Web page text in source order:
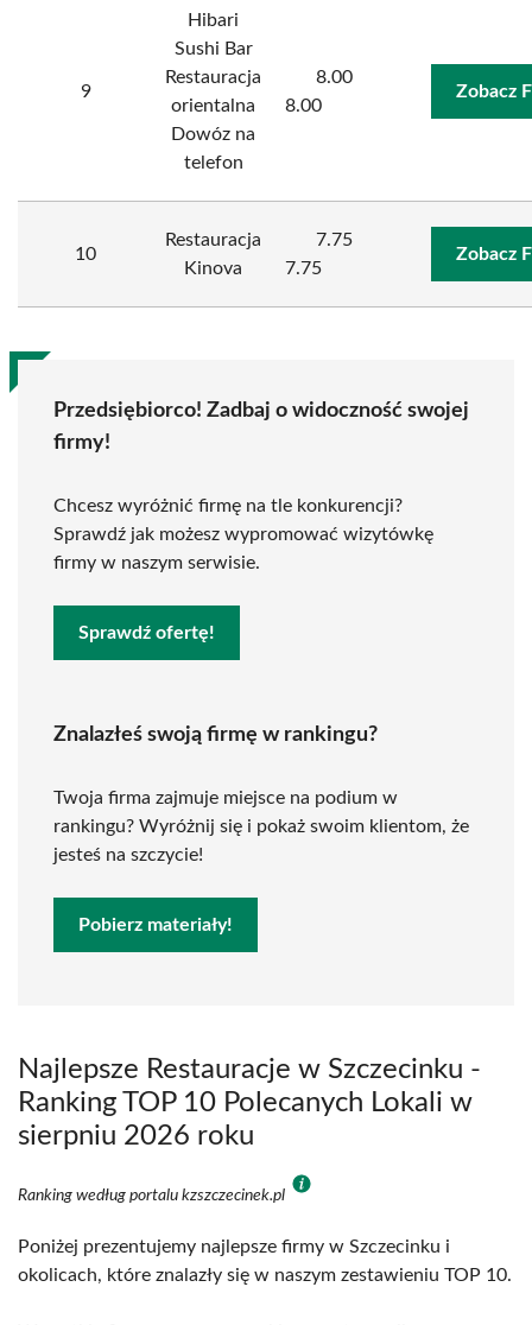
9
Hibari
Sushi Bar
Restauracja
orientalna
Dowóz na
telefon
8.00
8.00
Zobacz
10
Restauracja
Kinova
7.75
7.75
Zobacz
Przedsiębiorco! Zadbaj o widoczność swojej
firmy!
Chcesz wyróżnić firmę na tle konkurencji?
Sprawdź jak możesz wypromować wizytówkę
firmy w naszym serwisie.
Sprawdź ofertę!
Znalazłeś swoją firmę w rankingu?
Twoja firma zajmuje miejsce na podium w
rankingu? Wyróżnij się i pokaż swoim klientom, że
jesteś na szczycie!
Pobierz materiały!
Najlepsze Restauracje w Szczecinku -
Ranking TOP 10 Polecanych Lokali w
sierpniu 2026 roku
Ranking według portalu kzszczecinek.pl
Poniżej prezentujemy najlepsze firmy w Szczecinku i
okolicach, które znalazły się w naszym zestawieniu TOP 10.